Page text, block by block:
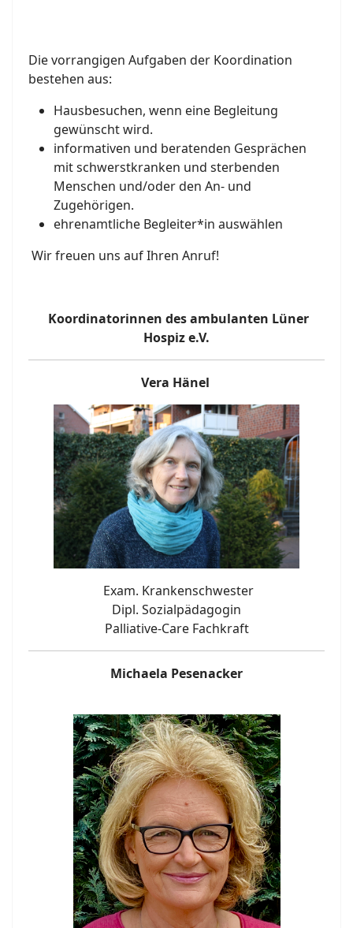
Die vorrangigen Aufgaben der Koordination
bestehen aus:
Hausbesuchen, wenn eine Begleitung
gewünscht wird.
informativen und beratenden Gesprächen
mit schwerstkranken und sterbenden
Menschen und/oder den An- und
Zugehörigen.
ehrenamtliche Begleiter*in auswählen
Wir freuen uns auf Ihren Anruf!
Koordinatorinnen des ambulanten Lüner
Hospiz e.V.
Vera Hänel
Exam. Krankenschwester
Dipl. Sozialpädagogin
Palliative-Care Fachkraft
Michaela Pesenacker